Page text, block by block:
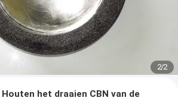
2/2
het draaien CBN van de